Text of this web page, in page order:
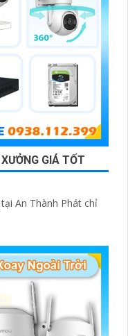
GIÁ TỐT
An Thành Phát chỉ